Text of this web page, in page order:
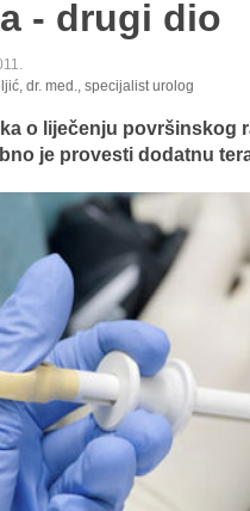
- drugi dio
dr. med., specijalist urolog
o liječenju površinskog
je provesti dodatnu